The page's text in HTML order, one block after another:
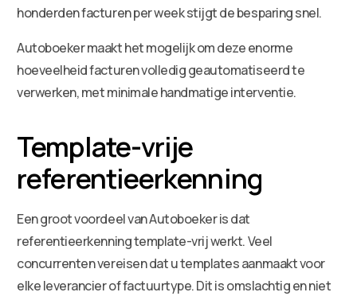
honderden facturen per week stijgt de besparing snel.
Autoboeker maakt het mogelijk om deze enorme
hoeveelheid facturen volledig geautomatiseerd te
verwerken, met minimale handmatige interventie.
Template-vrije
referentieerkenning
Een groot voordeel van Autoboeker is dat
referentieerkenning template-vrij werkt. Veel
concurrenten vereisen dat u templates aanmaakt voor
elke leverancier of factuurtype. Dit is omslachtig en niet